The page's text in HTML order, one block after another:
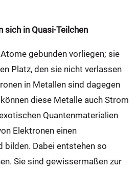
sich in Quasi-Teilchen
gebunden vorliegen; sie
Platz, den sie nicht verlassen
in Metallen sind dagegen
diese Metalle auch Strom
Quantenmaterialien
Elektronen einen
bilden. Dabei entstehen so
Sie sind gewissermaßen zur